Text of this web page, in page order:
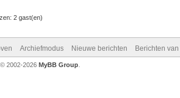
2 gast(en)
Archiefmodus Nieuwe berichten Berichten
, © 2002-2026 MyBB Group